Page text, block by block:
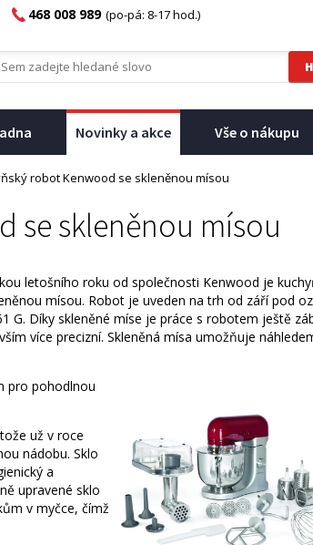
468 008 989 (po-pá: 8-17 hod.)
Novinky a akce Vše o nákupu
robot Kenwood se skleněnou mísou
se skleněnou mísou
letošního roku od společnosti Kenwood je
mísou. Robot je uveden na trh od září pod
G. Díky skleněné míse je práce s robotem ještě
více precizní. Skleněná mísa umožňuje
pro pohodlnou
už v roce
nádobu. Sklo
a
upravené sklo
v myčce, čímž